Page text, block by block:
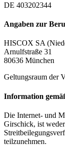
DE 403202344
Angaben zur
HISCOX SA
Arnulfstraße 31
80636 München
Geltungsraum der
Information
Die Internet- und
Girschick, ist
teilzunehmen.